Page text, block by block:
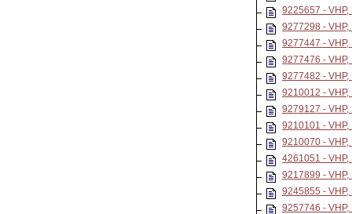
9225657 - VHP,
9277298 - VHP,
9277447 - VHP,
9277476 - VHP,
9277482 - VHP,
9210012 - VHP,
9279127 - VHP,
9210101 - VHP,
9210070 - VHP,
4261051 - VHP,
9217899 - VHP,
9245855 - VHP,
9257746 - VHP,